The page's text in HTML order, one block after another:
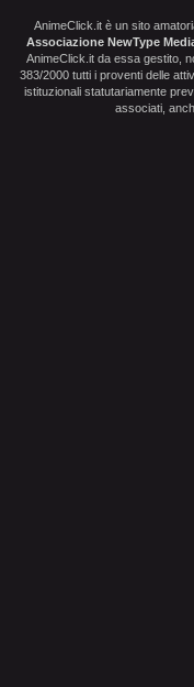
AnimeClick.it è un sito
Associazione NewType
AnimeClick.it da essa gestito,
383/2000 tutti i proventi delle
istituzionali statutariamente
associati,